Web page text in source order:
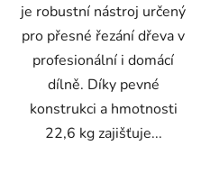
je robustní nástroj určený
pro přesné řezání dřeva v
profesionální i domácí
dílně. Díky pevné
konstrukci a hmotnosti
22,6 kg zajišťuje...